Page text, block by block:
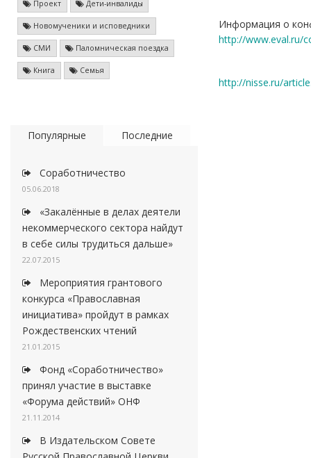
Проект Дети-инвалиды
Новомученики и исповедники
СМИ Паломническая поездка
Книга Семья
Популярные Последние
Соработничество
05.06.2018
«Закалённые в делах деятели
некоммерческого сектора найдут
в себе силы трудиться дальше»
22.07.2015
Мероприятия грантового
конкурса «Православная
инициатива» пройдут в рамках
Рождественских чтений
21.01.2015
Фонд «Соработничество»
принял участие в выставке
«Форума действий» ОНФ
21.11.2014
В Издательском Совете
Информация о
http://www.eval.ru/
http://nisse.ru/